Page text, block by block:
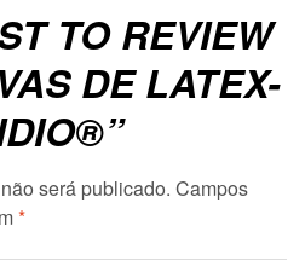
TO REVIEW
DE LATEX-
será publicado. Campos
*